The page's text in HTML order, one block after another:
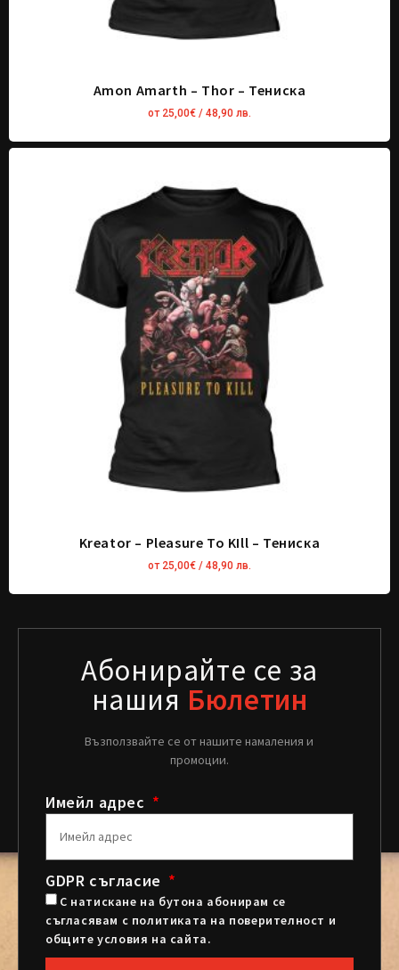
Amon Amarth – Thor – Тениска
от 25,00€ / 48,90 лв.
Kreator – Pleasure To KIll – Тениска
от 25,00€ / 48,90 лв.
Абонирайте се за
нашия Бюлетин
Възползвайте се от нашите намаления и
промоции.
Имейл адрес
GDPR съгласие
С натискане на бутона абонирам се
съгласявам с политиката на поверителност и
общите условия на сайта.